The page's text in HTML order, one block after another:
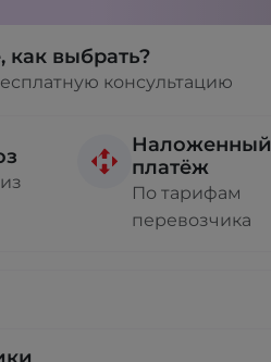
как выбрать?
консультацию
Наложенный
платёж
По тарифам
перевозчика